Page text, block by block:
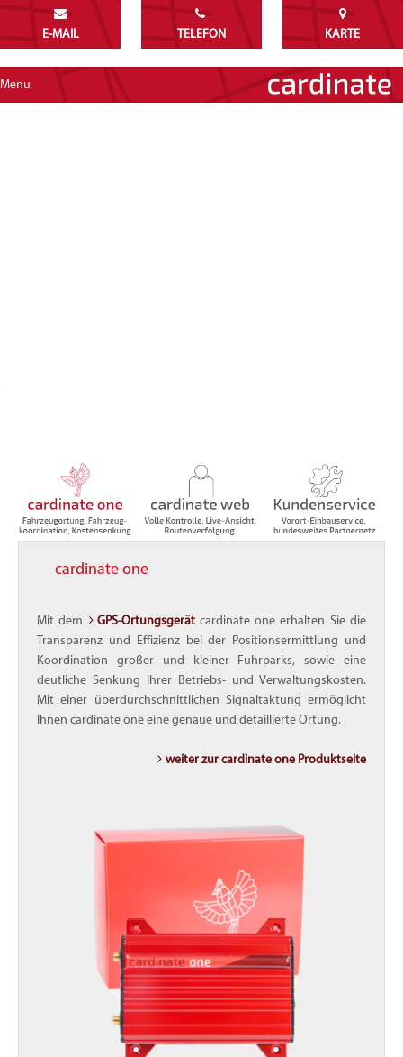
E-MAIL TELEFON KARTE
Menu
cardinate one
Mit dem GPS-Ortungsgerätcardinate one erhalten Sie die
Transparenz und Effizienz bei der Positionsermittlung und
Koordination großer und kleiner Fuhrparks, sowie eine
deutliche Senkung Ihrer Betriebs- und Verwaltungskosten.
Mit einer überdurchschnittlichen Signaltaktung ermöglicht
Ihnen cardinate one eine genaue und detaillierte Ortung.
weiter zur cardinate one Produktseite